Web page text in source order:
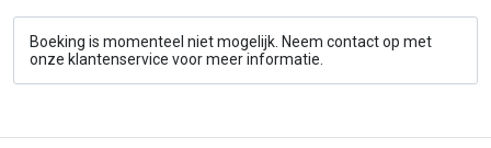
Boeking is momenteel niet mogelijk. Neem contact op met
onze klantenservice voor meer informatie.